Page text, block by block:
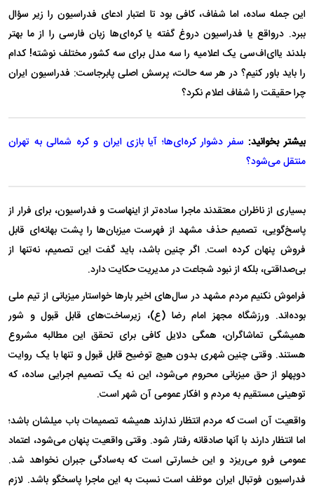
این جمله ساده، اما شفاف، کافی بود تا اعتبار ادعای فدراسیون را زیر سؤال
ببرد. درواقع یا فدراسیون دروغ گفته یا کره‌ای‌ها زبان فارسی را از ما بهتر
بلدند یا‌ای‌اف‌سی یک اعلامیه را سه مدل برای سه کشور مختلف نوشته! کدام
را باید باور کنیم؟ در هر سه حالت، پرسش اصلی پابرجاست: فدراسیون ایران
چرا حقیقت را شفاف اعلام نکرد؟
بیشتر بخوانید: سفر دشوار کره‌ای‌ها؛ آیا بازی ایران و کره شمالی به تهران
منتقل می‌شود؟
بسیاری از ناظران معتقدند ماجرا ساده‌تر از اینهاست و فدراسیون، برای فرار از
پاسخ‌گویی، تصمیم حذف مشهد از فهرست میزبان‌ها را پشت بهانه‌ای قابل
فروش پنهان کرده است. اگر چنین باشد، باید گفت این تصمیم، نه‌تنها از
بی‌صداقتی، بلکه از نبود شجاعت در مدیریت حکایت دارد.
فراموش نکنیم مردم مشهد در سال‌های اخیر بار‌ها خواستار میزبانی از تیم ملی
بوده‌اند. ورزشگاه مجهز امام رضا (ع)، زیرساخت‌های قابل قبول و شور
همیشگی تماشاگران، همگی دلایل کافی برای تحقق این مطالبه مشروع
هستند. وقتی چنین شهری بدون هیچ توضیح قابل قبول و تنها با یک روایت
دوپهلو از حق میزبانی محروم می‌شود، این نه یک تصمیم اجرایی ساده، که
توهینی مستقیم به مردم و افکار عمومی آن شهر است.
واقعیت آن است که مردم انتظار ندارند همیشه تصمیمات باب میلشان باشد؛
اما انتظار دارند با آنها صادقانه رفتار شود. وقتی واقعیت پنهان می‌شود، اعتماد
عمومی فرو می‌ریزد و این خسارتی است که به‌سادگی جبران نخواهد شد.
فدراسیون فوتبال ایران موظف است نسبت به این ماجرا پاسخگو باشد. لازم